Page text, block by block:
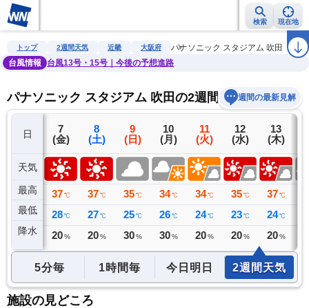
検索 現在地
雨雲レーダー 台風情報 地震情報 警報・注意報 2週間天気 ラ
トップ 2週間天気 近畿 大阪府
パナソニック スタジアム 吹田
台風情報
台風13号・15号｜今後の予想進路
パナソニック スタジアム 吹田の2週間天気予報
週間の最新見解
日
天気
最高
最低
降水
6
(木)
34 ℃
28 ℃
0 ミリ
7
(金)
37 ℃
28 ℃
20 %
8
(土)
37 ℃
27 ℃
20 %
9
(日)
35 ℃
25 ℃
30 %
10
(月)
34 ℃
26 ℃
30 %
11
(火)
34 ℃
24 ℃
20 %
12
(水)
35 ℃
23 ℃
20 %
13
(木)
37 ℃
24 ℃
20 %
5分毎 1時間毎 今日明日 2週間天気
施設の見どころ